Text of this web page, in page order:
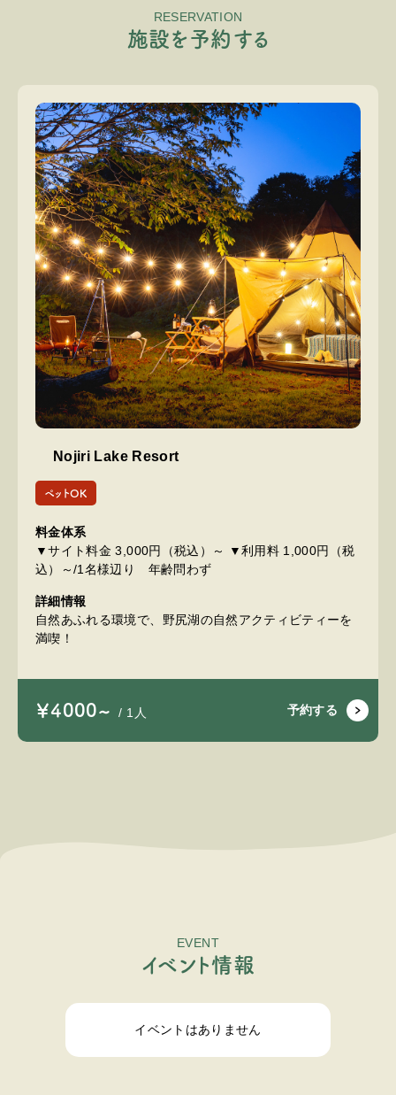
RESERVATION
施設を 予約 する
Nojiri Lake Resort
ペットOK
料金体系
▼サイト料金 3,000円（税込）～ ▼利用料 1,000円（税
込）～/1名様辺り 年齢問わず
詳細情報
自然あふれる環境で、野尻湖の自然アクティビティーを
満喫！
￥4000~ / 1人 予約する
EVENT
イベン ト情報
イベントはありません